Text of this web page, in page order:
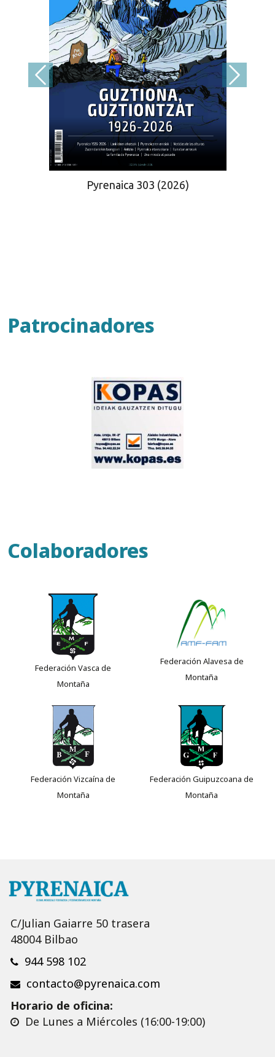
Pyrenaica 303 (2026)
Patrocinadores
Colaboradores
Federación Vasca de
Montaña
Federación Alavesa de
Montaña
Federación Vizcaína de
Montaña
Federación Guipuzcoana de
Montaña
C/Julian Gaiarre 50 trasera
48004 Bilbao
944 598 102
contacto@pyrenaica.com
Horario de oficina:
De Lunes a Miércoles (16:00-19:00)